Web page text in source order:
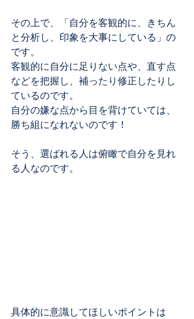
その上で、「自分を客観的に、きちん
と分析し、印象を大事にしている」の
です。
客観的に自分に足りない点や、直す点
などを把握し、補ったり修正したりし
ているのです。
自分の嫌な点から目を背けていては、
勝ち組になれないのです！
そう、選ばれる人は俯瞰で自分を見れ
る人なのです。
具体的に意識してほしいポイントは